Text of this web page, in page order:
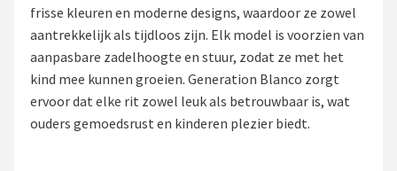
Shop
POPULAIRE MERKEN
Basil
Volare
frisse kleuren en moderne designs, waardoor ze zowel
aantrekkelijk als tijdloos zijn. Elk model is voorzien van
aanpasbare zadelhoogte en stuur, zodat ze met het
kind mee kunnen groeien. Generation Blanco zorgt
ervoor dat elke rit zowel leuk als betrouwbaar is, wat
ouders gemoedsrust en kinderen plezier biedt.